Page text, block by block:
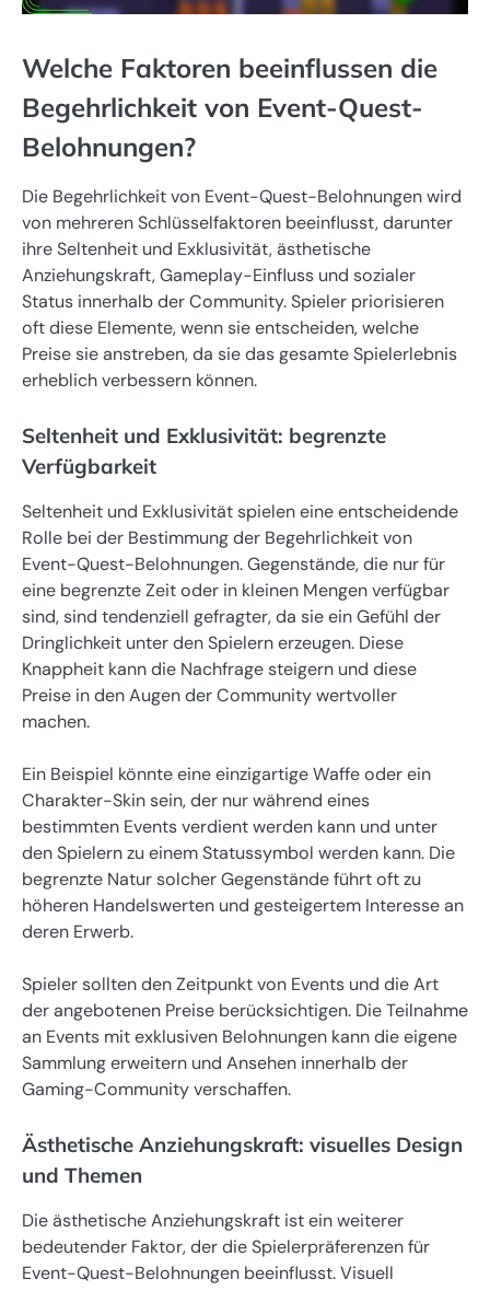
Welche Faktoren beeinflussen die
Begehrlichkeit von Event-Quest-
Belohnungen?
Die Begehrlichkeit von Event-Quest-Belohnungen wird
von mehreren Schlüsselfaktoren beeinflusst, darunter
ihre Seltenheit und Exklusivität, ästhetische
Anziehungskraft, Gameplay-Einfluss und sozialer
Status innerhalb der Community. Spieler priorisieren
oft diese Elemente, wenn sie entscheiden, welche
Preise sie anstreben, da sie das gesamte Spielerlebnis
erheblich verbessern können.
Seltenheit und Exklusivität: begrenzte
Verfügbarkeit
Seltenheit und Exklusivität spielen eine entscheidende
Rolle bei der Bestimmung der Begehrlichkeit von
Event-Quest-Belohnungen. Gegenstände, die nur für
eine begrenzte Zeit oder in kleinen Mengen verfügbar
sind, sind tendenziell gefragter, da sie ein Gefühl der
Dringlichkeit unter den Spielern erzeugen. Diese
Knappheit kann die Nachfrage steigern und diese
Preise in den Augen der Community wertvoller
machen.
Ein Beispiel könnte eine einzigartige Waffe oder ein
Charakter-Skin sein, der nur während eines
bestimmten Events verdient werden kann und unter
den Spielern zu einem Statussymbol werden kann. Die
begrenzte Natur solcher Gegenstände führt oft zu
höheren Handelswerten und gesteigertem Interesse an
deren Erwerb.
Spieler sollten den Zeitpunkt von Events und die Art
der angebotenen Preise berücksichtigen. Die Teilnahme
an Events mit exklusiven Belohnungen kann die eigene
Sammlung erweitern und Ansehen innerhalb der
Gaming-Community verschaffen.
Ästhetische Anziehungskraft: visuelles Design
und Themen
Die ästhetische Anziehungskraft ist ein weiterer
bedeutender Faktor, der die Spielerpräferenzen für
Event-Quest-Belohnungen beeinflusst. Visuell